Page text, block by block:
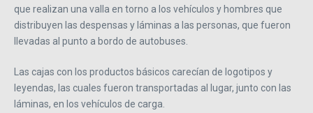
que realizan una valla en torno a los vehículos y hombres que
distribuyen las despensas y láminas a las personas, que fueron
llevadas al punto a bordo de autobuses.
Las cajas con los productos básicos carecían de logotipos y
leyendas, las cuales fueron transportadas al lugar, junto con las
láminas, en los vehículos de carga.